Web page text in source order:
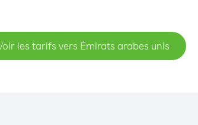
les tarifs vers Émirats arabes unis